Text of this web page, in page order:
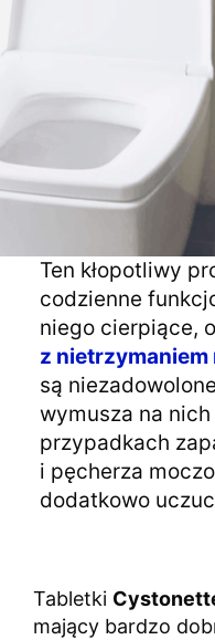
Ten kłopotliwy
codzienne
niego cierpiące,
z nietrzymaniem
są
wymusza na
przypadkach
i pęcherza
dodatkowo
Tabletki
mający bardzo